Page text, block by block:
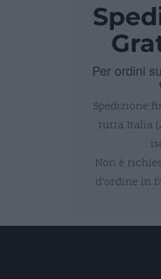
Per ordini
Spedizione
tutta Italia
Non è
d’ordine in